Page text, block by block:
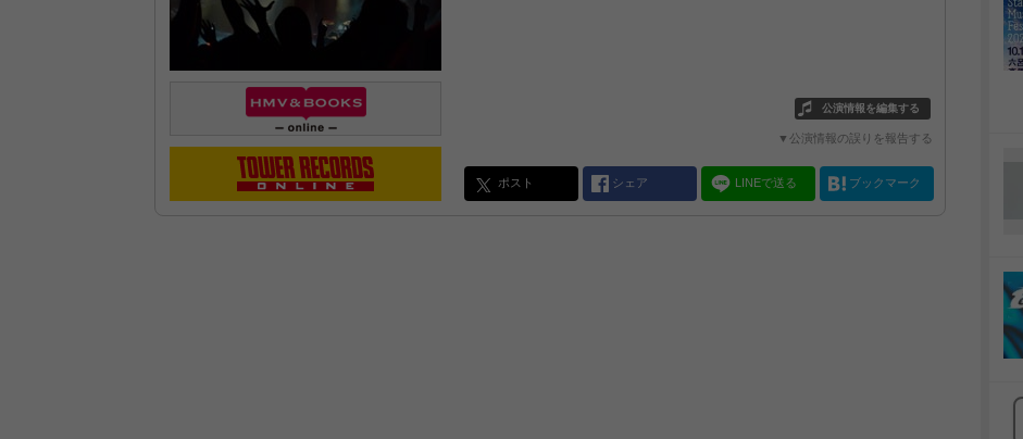
公演情報を編集する
▼公演情報の誤りを報告する
ポスト シェア LINEで送る ブックマーク